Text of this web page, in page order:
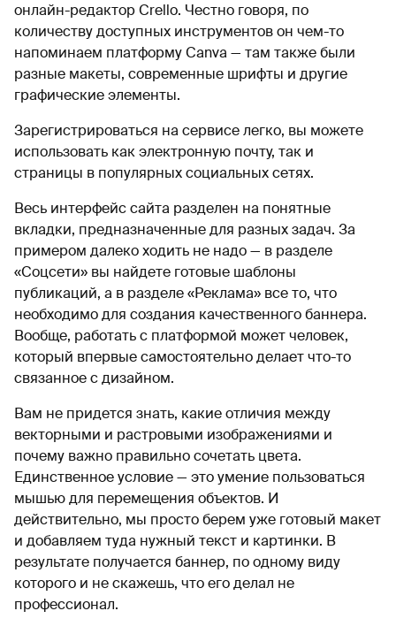
онлайн-редактор Crello. Честно говоря, по
количеству доступных инструментов он чем-то
напоминаем платформу Canva — там также были
разные макеты, современные шрифты и другие
графические элементы.
Зарегистрироваться на сервисе легко, вы можете
использовать как электронную почту, так и
страницы в популярных социальных сетях.
Весь интерфейс сайта разделен на понятные
вкладки, предназначенные для разных задач. За
примером далеко ходить не надо — в разделе
«Соцсети» вы найдете готовые шаблоны
публикаций, а в разделе «Реклама» все то, что
необходимо для создания качественного баннера.
Вообще, работать с платформой может человек,
который впервые самостоятельно делает что-то
связанное с дизайном.
Вам не придется знать, какие отличия между
векторными и растровыми изображениями и
почему важно правильно сочетать цвета.
Единственное условие — это умение пользоваться
мышью для перемещения объектов. И
действительно, мы просто берем уже готовый макет
и добавляем туда нужный текст и картинки. В
результате получается баннер, по одному виду
которого и не скажешь, что его делал не
профессионал.